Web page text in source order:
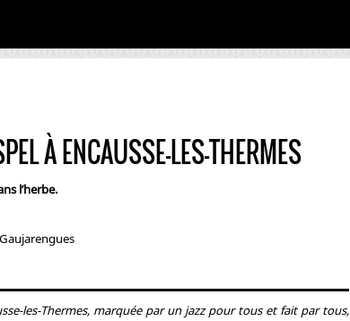
À ENCAUSSE-LES-THERMES
l’herbe.
les-Thermes, marquée par un jazz pour tous et fait par tous,